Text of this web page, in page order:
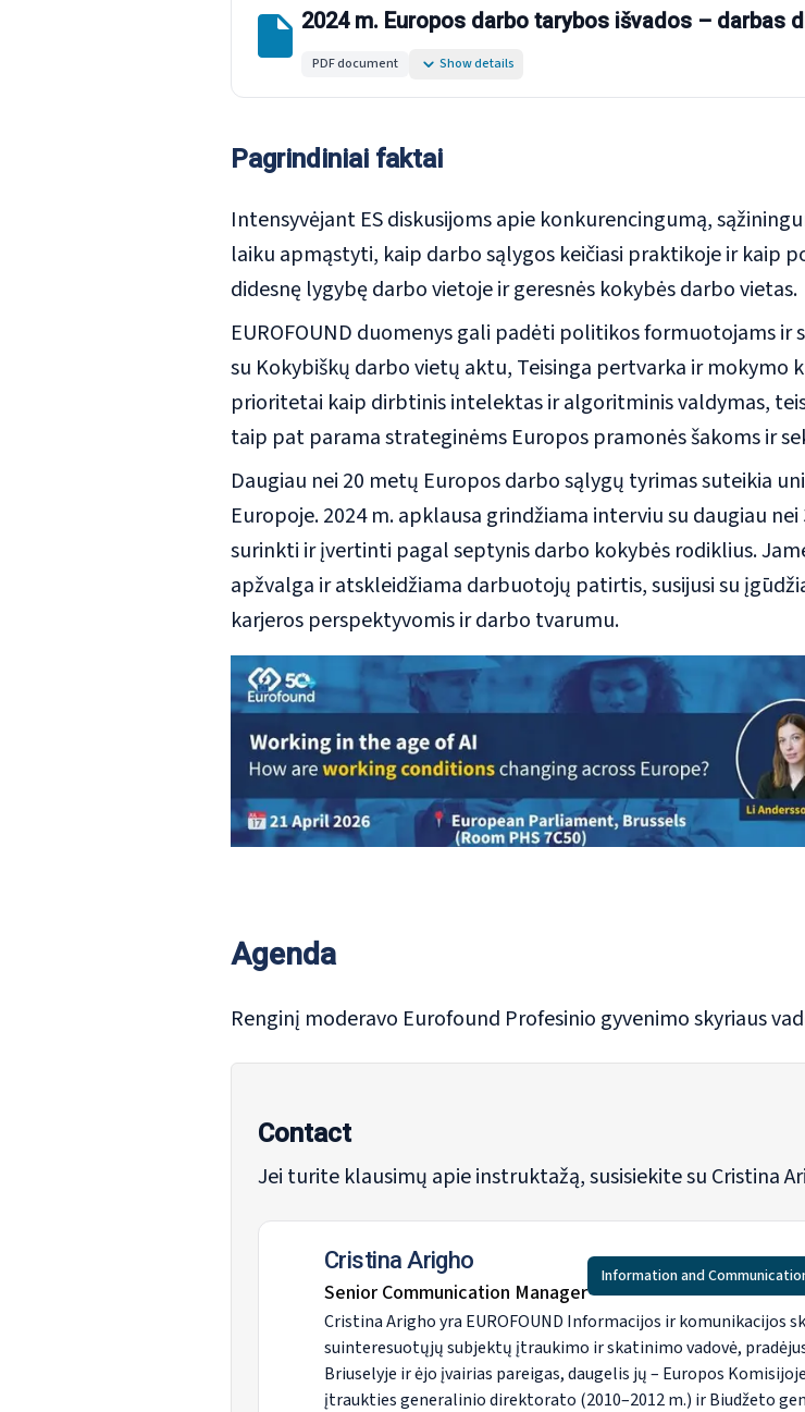
2024 m. Europos darbo tarybos išvados – darbas
PDF document Show details
Pagrindiniai faktai
Intensyvėjant ES diskusijoms apie konkurencingumą,
laiku apmąstyti, kaip darbo sąlygos keičiasi praktikoje ir kaip
didesnę lygybę darbo vietoje ir geresnės kokybės darbo vietas.
EUROFOUND duomenys gali padėti politikos formuotojams
su Kokybiškų darbo vietų aktu, Teisinga pertvarka ir
prioritetai kaip dirbtinis intelektas ir algoritminis valdymas,
taip pat parama strateginėms Europos pramonės šakoms ir
Daugiau nei 20 metų Europos darbo sąlygų tyrimas suteikia
Europoje. 2024 m. apklausa grindžiama interviu su daugiau
surinkti ir įvertinti pagal septynis darbo kokybės rodiklius.
apžvalga ir atskleidžiama darbuotojų patirtis, susijusi su
karjeros perspektyvomis ir darbo tvarumu.
Agenda
Renginį moderavo Eurofound Profesinio gyvenimo skyriaus
Contact
Jei turite klausimų apie instruktažą, susisiekite su Cristina
Cristina Arigho
Senior Communication Manager
Information and
Cristina Arigho yra EUROFOUND Informacijos ir komunikacijos
suinteresuotųjų subjektų įtraukimo ir skatinimo vadovė,
Briuselyje ir ėjo įvairias pareigas, daugelis jų – Europos
įtraukties generalinio direktorato (2010–2012 m.) ir Biudžeto